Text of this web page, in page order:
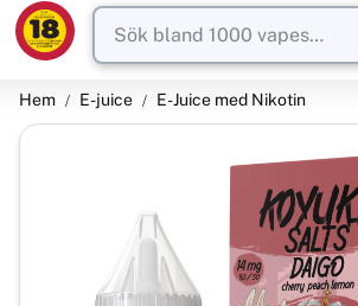
Hem E-juice E-Juice med Nikotin